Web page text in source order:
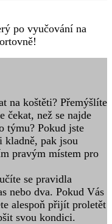
po vyučování na
na koštěti? Přemýšlíte
čekat, než se najde
týmu? Pokud jste
kladně, pak jsou
pravým místem pro
se pravidla
nebo dva. Pokud Vás
alespoň přijít proletět
svou kondici.